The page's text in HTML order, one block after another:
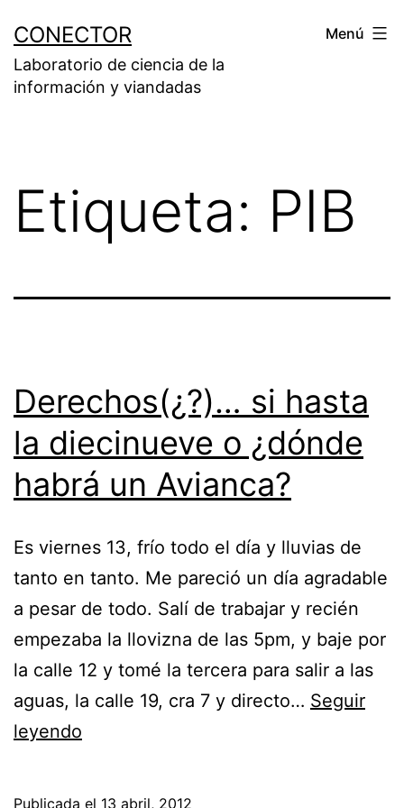
contenido
CONECTOR
Laboratorio de ciencia de la
información y viandadas
Menú
Etiqueta: PIB
Derechos(¿?)… si hasta
la diecinueve o ¿dónde
habrá un Avianca?
Es viernes 13, frío todo el día y lluvias de
tanto en tanto. Me pareció un día agradable
a pesar de todo. Salí de trabajar y recién
empezaba la llovizna de las 5pm, y baje por
la calle 12 y tomé la tercera para salir a las
aguas, la calle 19, cra 7 y directo… Seguir
leyendo
Publicada el 13 abril, 2012